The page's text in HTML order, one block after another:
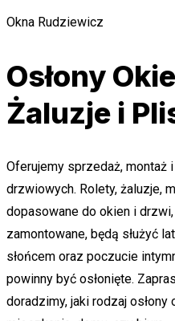
Okna Rudziewicz
Osłony
Żaluzje i
Oferujemy sprzedaż, montaż
drzwiowych. Rolety, żaluzje,
dopasowane do okien i
zamontowane, będą służyć
słońcem oraz poczucie
powinny być osłonięte.
doradzimy, jaki rodzaj